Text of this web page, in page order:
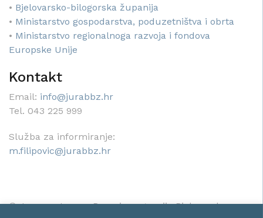
• Bjelovarsko-bilogorska županija
• Ministarstvo gospodarstva, poduzetništva i obrta
• Ministarstvo regionalnoga razvoja i fondova
Europske Unije
Kontakt
Email: info@jurabbz.hr
Tel. 043 225 999
Služba za informiranje:
m.filipovic@jurabbz.hr
© Javna ustanova Razvojna agencija Bjelovarsko-